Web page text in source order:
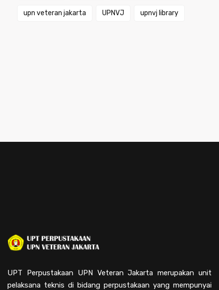
upn veteran jakarta UPNVJ upnvj library
UPT Perpustakaan UPN Veteran Jakarta merupakan unit
pelaksana teknis di bidang perpustakaan yang mempunyai